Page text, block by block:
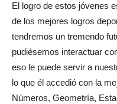
El logro de estos jóvenes
de los mejores logros
tendremos un tremendo
pudiésemos interactuar
eso le puede servir a
lo que él accedió con la
Números, Geometría,